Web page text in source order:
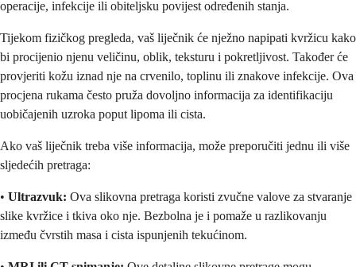
operacije, infekcije ili obiteljsku povijest određenih stanja.
Tijekom fizičkog pregleda, vaš liječnik će nježno napipati kvržicu kako
bi procijenio njenu veličinu, oblik, teksturu i pokretljivost. Također će
provjeriti kožu iznad nje na crvenilo, toplinu ili znakove infekcije. Ova
procjena rukama često pruža dovoljno informacija za identifikaciju
uobičajenih uzroka poput lipoma ili cista.
Ako vaš liječnik treba više informacija, može preporučiti jednu ili više
sljedećih pretraga:
• Ultrazvuk: Ova slikovna pretraga koristi zvučne valove za stvaranje
slike kvržice i tkiva oko nje. Bezbolna je i pomaže u razlikovanju
između čvrstih masa i cista ispunjenih tekućinom.